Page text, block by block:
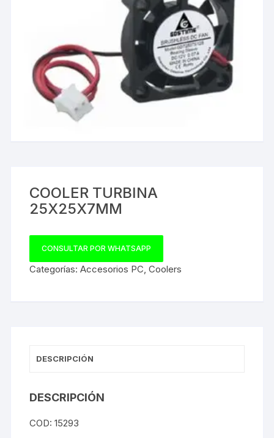
COOLER TURBINA
25X25X7MM
CONSULTAR POR WHATSAPP
Categorías:Accesorios PC ,Coolers
DESCRIPCIÓN
DESCRIPCIÓN
COD: 15293